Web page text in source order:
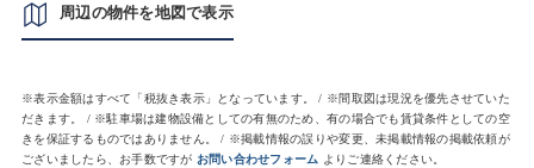
周辺の物件を地図で表示
※表示金額はすべて「税抜き表示」となっています。 / ※間取図は現況を優先させていた
だきます。 / ※駐車場は建物設備としての有無のため、有の場合でも賃貸条件としての空
きを保証するものではありません。 / ※掲載情報の誤りや変更、未掲載情報の掲載依頼が
ございましたら、お手数ですが お問い合わせフォーム よりご連絡ください。